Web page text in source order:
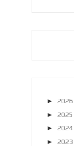
► 2026
► 2025
► 2024
► 2023